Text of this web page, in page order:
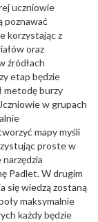
uczniowie
poznawać
korzystając z
oraz
źródłach
etap będzie
metodę burzy
w grupach
mapy myśli
proste w
Padlet. W drugim
się wiedzą zostaną
maksymalnie
każdy będzie